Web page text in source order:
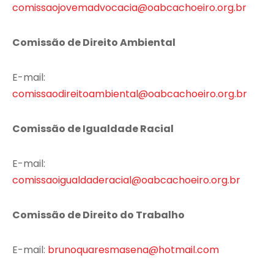
comissaojovemadvocacia@oabcachoeiro.org.br
Comissão de Direito Ambiental
E-mail:
comissaodireitoambiental@oabcachoeiro.org.br
Comissão de Igualdade Racial
E-mail:
comissaoigualdaderacial@oabcachoeiro.org.br
Comissão de Direito do Trabalho
E-mail: brunoquaresmasena@hotmail.com